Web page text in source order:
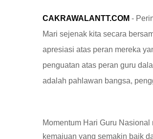
CAKRAWALANTT.COM -
Mari sejenak kita secara
apresiasi atas peran mereka
penguatan atas peran guru
adalah pahlawan bangsa,
Momentum Hari Guru
kemajuan yang semakin baik